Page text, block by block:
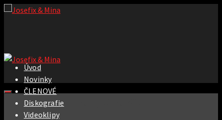
Úvod
Novinky
ČLENOVÉ
Diskografie
Videoklipy